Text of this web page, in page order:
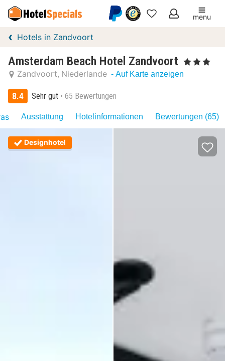
Meine
menu
Hotels in Zandvoort
Amsterdam Beach Hotel Zandvoort , 3 Sterne
Zandvoort Niederlande - Auf Karte anzeigen
8.4 Sehr gut 65 Bewertungen
Ausstattung Hotelinformationen Bewertungen (65)
Designhotel